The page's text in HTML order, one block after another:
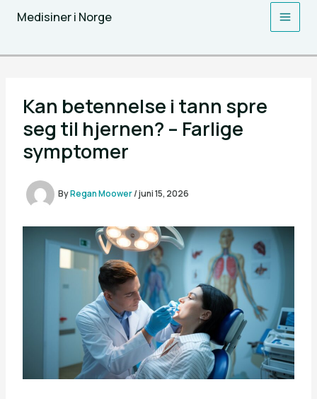
Medisiner i Norge
Kan betennelse i tann spre
seg til hjernen? – Farlige
symptomer
ByRegan Moower/juni 15, 2026